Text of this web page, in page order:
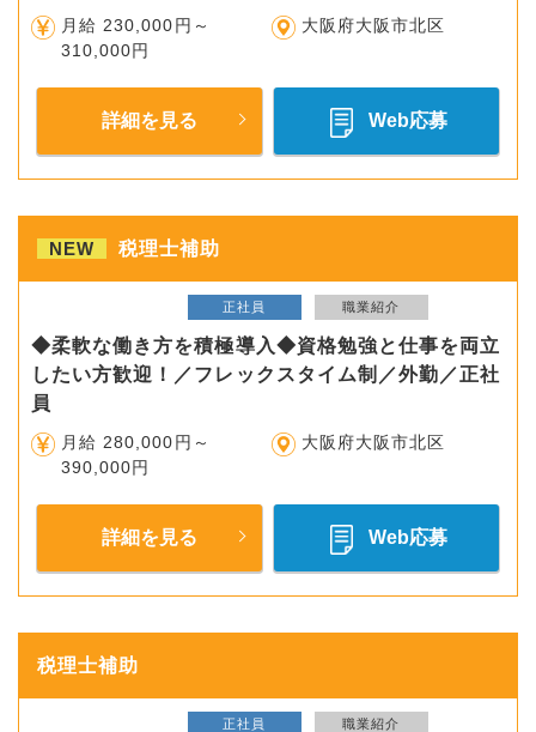
月給 230,000円～
310,000円
大阪府大阪市北区
詳細を見る Web応募
NEW 税理士補助
正社員 職業紹介
◆柔軟な働き方を積極導入◆資格勉強と仕事を両立
したい方歓迎！／フレックスタイム制／外勤／正社
員
月給 280,000円～
390,000円
大阪府大阪市北区
詳細を見る Web応募
税理士補助
正社員 職業紹介